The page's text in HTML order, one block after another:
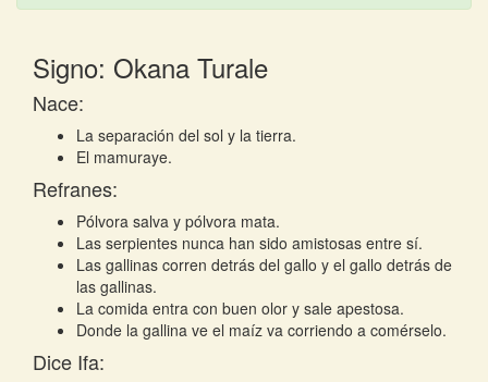
Signo: Okana Turale
Nace:
La separación del sol y la tierra.
El mamuraye.
Refranes:
Pólvora salva y pólvora mata.
Las serpientes nunca han sido amistosas entre sí.
Las gallinas corren detrás del gallo y el gallo detrás de
las gallinas.
La comida entra con buen olor y sale apestosa.
Donde la gallina ve el maíz va corriendo a comérselo.
Dice Ifa: